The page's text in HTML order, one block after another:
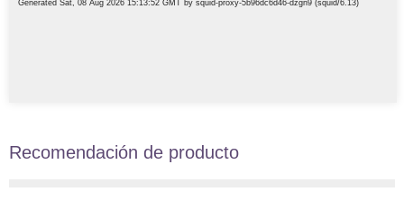
Recomendación de producto